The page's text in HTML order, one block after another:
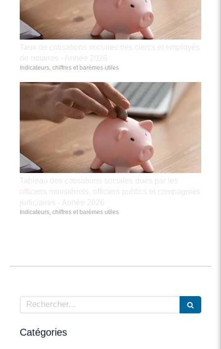
Taux de cotisations sociales des clercs et employés
de notaires - Année 2026
Indicateurs, chiffres et barèmes utiles
Tableau des cotisations sociales dues par les
officiers ministériels, officiers publics et compagnies
judiciaires - Année 2026
Indicateurs, chiffres et barèmes utiles
Rechercher
Catégories